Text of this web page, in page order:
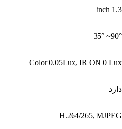
1.3 inch
90°~ 35°
Color 0.05Lux, IR ON 0 Lux
دارد
H.264/265, MJPEG